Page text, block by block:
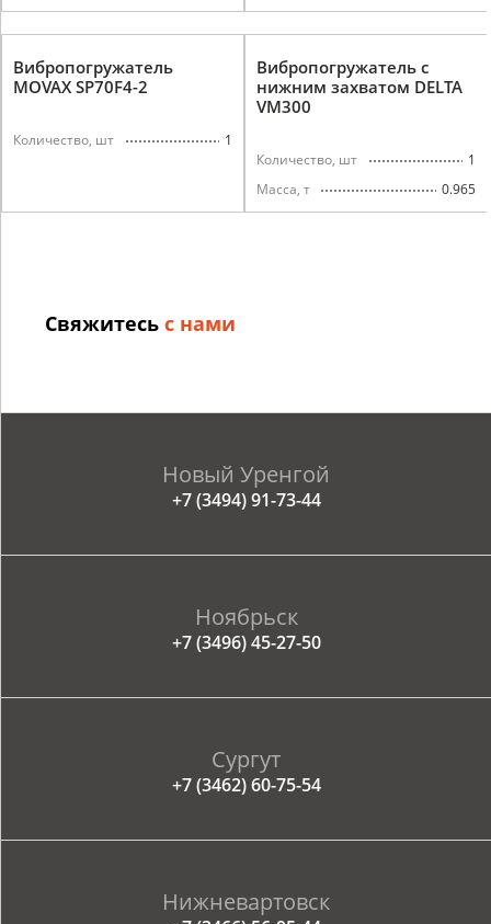
Вибропогружатель
MOVAX SP70F4-2
Количество, шт 1
Вибропогружатель с
нижним захватом DELTA
VM300
Количество, шт
1
Масса, т
0.965
Свяжитесь с нами
Новый Уренгой
+7 (3494) 91-73-44
Ноябрьск
+7 (3496) 45-27-50
Сургут
+7 (3462) 60-75-54
Нижневартовск